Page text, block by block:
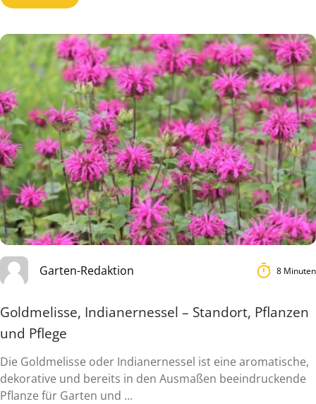
Garten-Redaktion 8 Minuten
Goldmelisse, Indianernessel – Standort, Pflanzen
und Pflege
Die Goldmelisse oder Indianernessel ist eine aromatische,
dekorative und bereits in den Ausmaßen beeindruckende
Pflanze für Garten und ...